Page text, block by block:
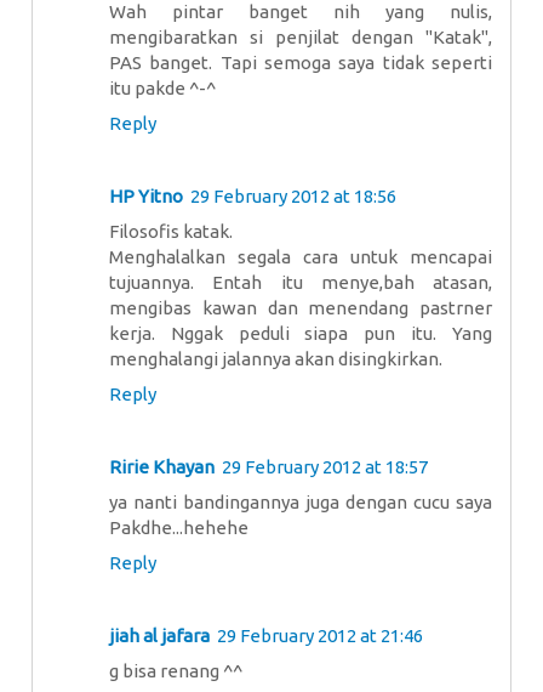
Wah pintar banget nih yang nulis,
mengibaratkan si penjilat dengan "Katak",
PAS banget. Tapi semoga saya tidak seperti
itu pakde ^-^
Reply
HP Yitno 29 February 2012 at 18:56
Filosofis katak.
Menghalalkan segala cara untuk mencapai
tujuannya. Entah itu menye,bah atasan,
mengibas kawan dan menendang pastrner
kerja. Nggak peduli siapa pun itu. Yang
menghalangi jalannya akan disingkirkan.
Reply
Ririe Khayan 29 February 2012 at 18:57
ya nanti bandingannya juga dengan cucu saya
Pakdhe...hehehe
Reply
jiah al jafara 29 February 2012 at 21:46
g bisa renang ^^